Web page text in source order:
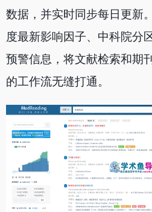
数据，并实时同步每日更新
度最新影响因子、中科院分
预警信息，将文献检索和期
的工作流无缝打通。